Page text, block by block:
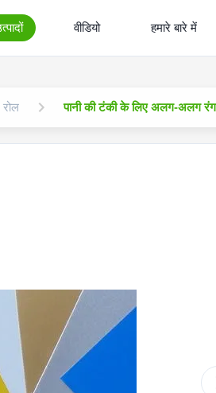
वीडियो हमारे बारे में
रोल पानी की टंकी के लिए अलग-अलग रंग